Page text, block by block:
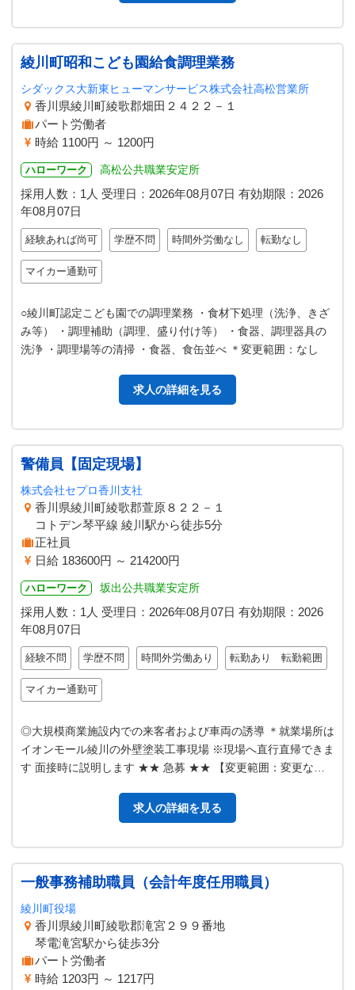
綾川町昭和こども園給食調理業務
シダックス大新東ヒューマンサービス株式会社高松営業所
香川県綾川町綾歌郡畑田２４２２－１
パート労働者
時給 1100円 ～ 1200円
ハローワーク 高松公共職業安定所
採用人数：1人 受理日： 2026年08月07日 有効期限： 2026
年08月07日
経験あれば尚可 学歴不問 時間外労働なし 転勤なし
マイカー通勤可
○綾川町認定こども園での調理業務 ・食材下処理（洗浄、きざ
み等） ・調理補助（調理、盛り付け等） ・食器、調理器具の
洗浄 ・調理場等の清掃 ・食器、食缶並べ ＊変更範囲：なし
求人の詳細を見る
警備員【固定現場】
株式会社セプロ香川支社
香川県綾川町綾歌郡萱原８２２－１
コトデン琴平線 綾川駅から徒歩5分
正社員
日給 183600円 ～ 214200円
ハローワーク 坂出公共職業安定所
採用人数：1人 受理日： 2026年08月07日 有効期限： 2026
年08月07日
経験不問 学歴不問 時間外労働あり 転勤あり 転勤範囲
マイカー通勤可
◎大規模商業施設内での来客者および車両の誘導 ＊就業場所は
イオンモール綾川の外壁塗装工事現場 ※現場へ直行直帰できま
す 面接時に説明します ★★ 急募 ★★ 【変更範囲：変更な
求人の詳細を見る
一般事務補助職員（会計年度任用職員）
綾川町役場
香川県綾川町綾歌郡滝宮２９９番地
琴電滝宮駅から徒歩3分
パート労働者
時給 1203円 ～ 1217円